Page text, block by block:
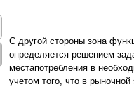
С другой стороны зона
определяется решением
местапотребления в
учетом того, что в рыночной